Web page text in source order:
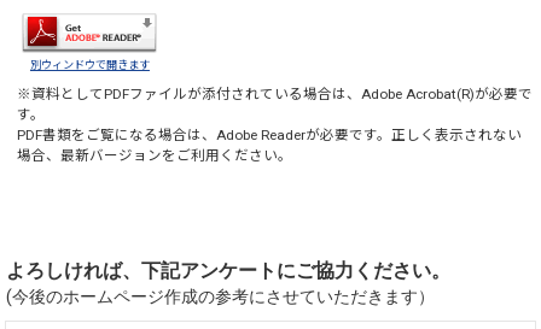
別ウィンドウで開きます
※資料としてPDFファイルが添付されている場合は、Adobe Acrobat(R)が必要で
す。
PDF書類をご覧になる場合は、Adobe Readerが必要です。正しく表示されない
場合、最新バージョンをご利用ください。